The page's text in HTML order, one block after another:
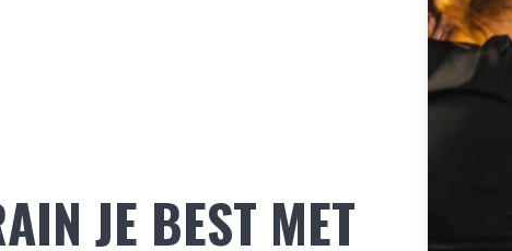
JE BEST MET